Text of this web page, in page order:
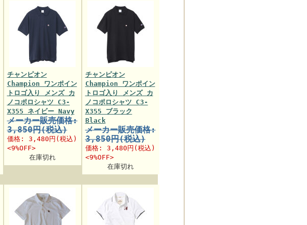
チャンピオン
Champion ワンポイン
トロゴ入り メンズ カ
ノコポロシャツ C3-
X355 ネイビー Navy
メーカー販売価格:
3,850円(税込)
価格: 3,480円 (税込)
<9%OFF>
在庫切れ
チャンピオン
Champion ワンポイン
トロゴ入り メンズ カ
ノコポロシャツ C3-
X355 ブラック
Black
メーカー販売価格:
3,850円(税込)
価格: 3,480円 (税込)
<9%OFF>
在庫切れ